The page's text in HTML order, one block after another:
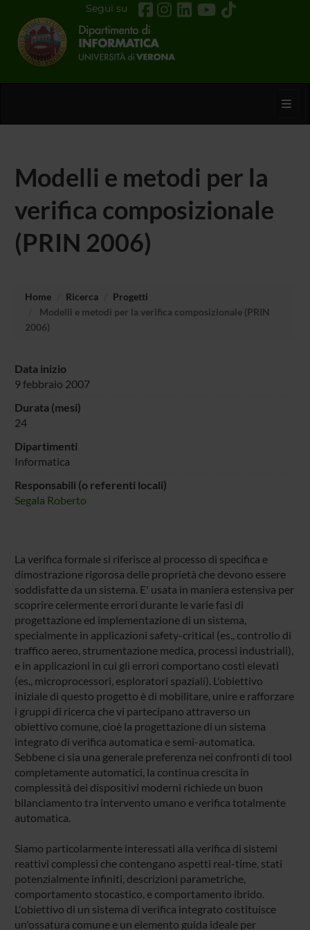
Segui su
Modelli e metodi per la
verifica composizionale
(PRIN 2006)
Home Ricerca
Progetti
Modelli e metodi per la verifica composizionale (PRIN
2006)
Data inizio
9 febbraio 2007
Durata (mesi)
24
Dipartimenti
Informatica
Responsabili (o referenti locali)
Segala Roberto
La verifica formale si riferisce al processo di specifica e
dimostrazione rigorosa delle proprietà che devono essere
soddisfatte da un sistema. E' usata in maniera estensiva per
scoprire celermente errori durante le varie fasi di
progettazione ed implementazione di un sistema,
specialmente in applicazioni safety-critical (es., controllo di
traffico aereo, strumentazione medica, processi industriali),
e in applicazioni in cui gli errori comportano costi elevati
(es., microprocessori, esploratori spaziali). L'obiettivo
iniziale di questo progetto è di mobilitare, unire e rafforzare
i gruppi di ricerca che vi partecipano attraverso un
obiettivo comune, cioè la progettazione di un sistema
integrato di verifica automatica e semi-automatica.
Sebbene ci sia una generale preferenza nei confronti di tool
completamente automatici, la continua crescita in
complessità dei dispositivi moderni richiede un buon
bilanciamento tra intervento umano e verifica totalmente
automatica.
Siamo particolarmente interessati alla verifica di sistemi
reattivi complessi che contengano aspetti real-time, stati
potenzialmente infiniti, descrizioni parametriche,
comportamento stocastico, e comportamento ibrido.
L'obiettivo di un sistema di verifica integrato costituisce
un'ossatura comune e un elemento guida ideale per